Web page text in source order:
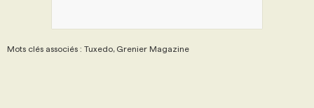
Mots clés associés : Tuxedo, Grenier Magazine